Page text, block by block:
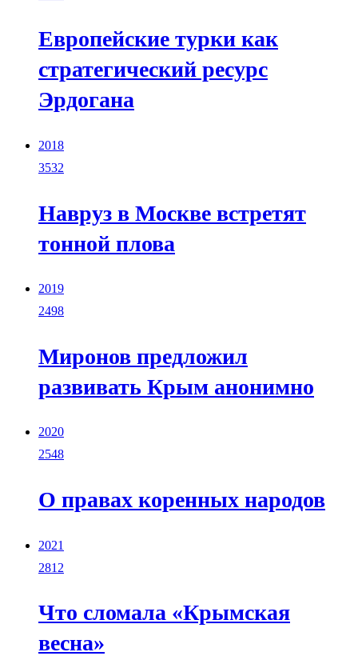
Европейские турки как
стратегический ресурс
Эрдогана
2018
3532
Навруз в Москве встретят
тонной плова
2019
2498
Миронов предложил
развивать Крым анонимно
2020
2548
О правах коренных народов
2021
2812
Что сломала «Крымская
весна»